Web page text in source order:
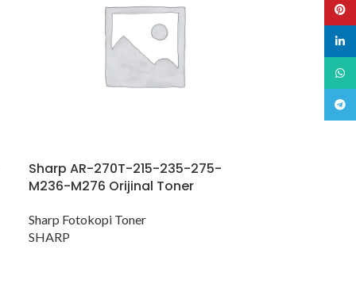
Sharp AR-270T-215-235-275-
M236-M276 Orijinal Toner
Sharp Fotokopi Toner
SHARP